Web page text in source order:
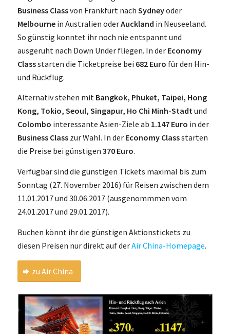
Business Classvon Frankfurt nach Sydneyoder
Melbournein Australien oderAuckland in Neuseeland.
So günstig konntet ihr noch nie entspannt und
ausgeruht nach Down Under fliegen. In der Economy
Classstarten die Ticketpreise bei 682 Euro für den Hin-
und Rückflug.
Alternativ stehen mit Bangkok, Phuket, Taipei, Hong
Kong, Tokio, Seoul, Singapur, Ho Chi Minh-Stadtund
Colombo interessante Asien-Ziele ab 1.147 Euro in der
Business Classzur Wahl. In der Economy Classstarten
die Preise bei günstigen 370 Euro.
Verfügbar sind die günstigen Tickets maximal bis zum
Sonntag (27. November 2016) für Reisen zwischen dem
11.01.2017 und 30.06.2017 (ausgenommmen vom
24.01.2017 und 29.01.2017).
Buchen könnt ihr die günstigen Aktionstickets zu
diesen Preisen nur direkt auf derAir China-Homepage.
zu Air China